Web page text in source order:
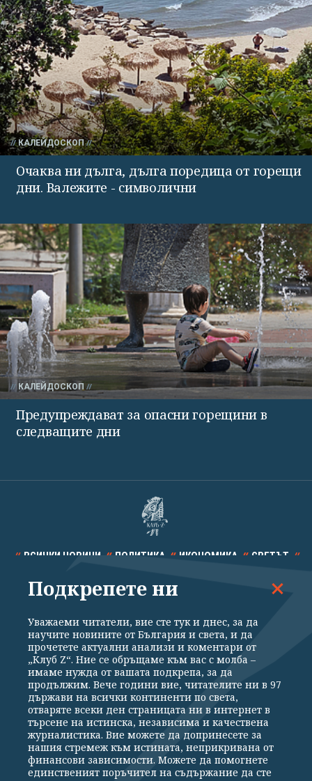
КАЛЕЙДОСКОП
Очаква ни дълга, дълга поредица от горещи
дни. Валежите - символични
КАЛЕЙДОСКОП
Предупреждават за опасни горещини в
следващите дни
ВСИЧКИ НОВИНИ ПОЛИТИКА ИКОНОМИКА СВЕТЪТ
СПОРТ КУЛТУРА ТЕХНОЛОГИИ КАЛЕЙДОСКОП
Общи условия
Политика за поверителност
Реклама
Партньори Контакти
За Клуб Z
Екип
Подкрепете ни
Издател на www.clubz.bg е „Клуб Зебра Медия“ ЕООД, София, ул. "Алеко
Подкрепете ни
Уважаеми читатели, вие сте тук и днес, за да
научите новините от България и света, и да
прочетете актуални анализи и коментари от
„Клуб Z“. Ние се обръщаме към вас с молба –
имаме нужда от вашата подкрепа, за да
продължим. Вече години вие, читателите ни в 97
държави на всички континенти по света,
отваряте всеки ден страницата ни в интернет в
търсене на истинска, независима и качествена
журналистика. Вие можете да допринесете за
нашия стремеж към истината, неприкривана от
финансови зависимости. Можете да помогнете
единственият поръчител на съдържание да сте